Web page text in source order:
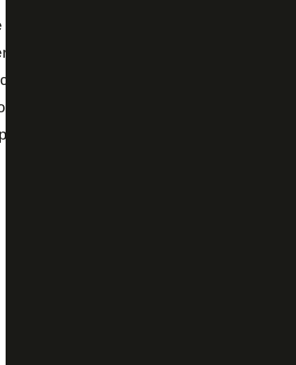
estiver interessado, poderá dialogar bem
Luiz Fernando, Erik e outros, que
valor ao plantel. Até por que a
o vejo como centroavante de referência.
não chega, que Diego Souza possa